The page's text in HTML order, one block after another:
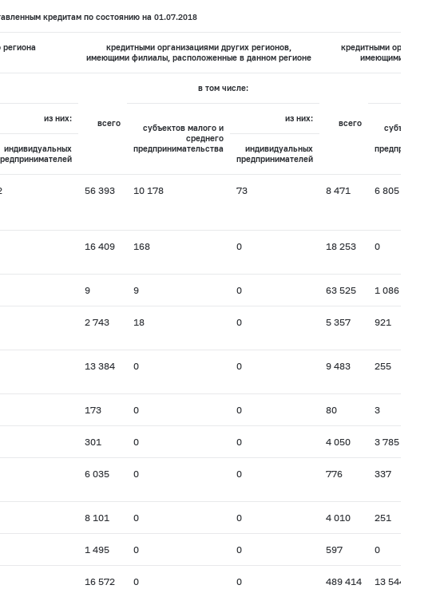
кредитам по состоянию на 01.07.2018
региона
кредитными организациями других регионов,
имеющими филиалы, расположенные в данном регионе
кредитными
имеющими
всего
в том числе:
всего
из них:
субъектов малого и
среднего
предпринимательства
из них:
субъектов
индивидуальных
индивидуальных
предпринимателей
56 393 10 178 73 8 471 6 805
16 409 168 0 18 253 0
9 9 0 63 525 1 086
2 743 18 0 5 357 921
13 384 0 0 9 483 255
173 0 0 80 3
301 0 0 4 050 3 785
6 035 0 0 776 337
8 101 0 0 4 010 251
1 495 0 0 597 0
16 572 0 0 489 414 13 544